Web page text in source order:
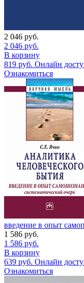
2 046 руб.
2 046 руб.
В корзину
819 руб. Онлайн
Ознакомиться
введение в опыт
1 586 руб.
1 586 руб.
В корзину
639 руб. Онлайн
Ознакомиться